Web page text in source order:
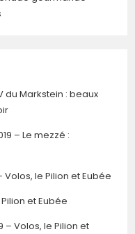
du Markstein : beaux
– Le mezzé :
Volos, le Pilion et Eubée
et Eubée
– Volos, le Pilion et